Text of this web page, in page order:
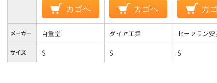
カゴへ カゴへ カ
メーカー 自重堂 ダイヤ工業 セーフラン安
サイズ S S S